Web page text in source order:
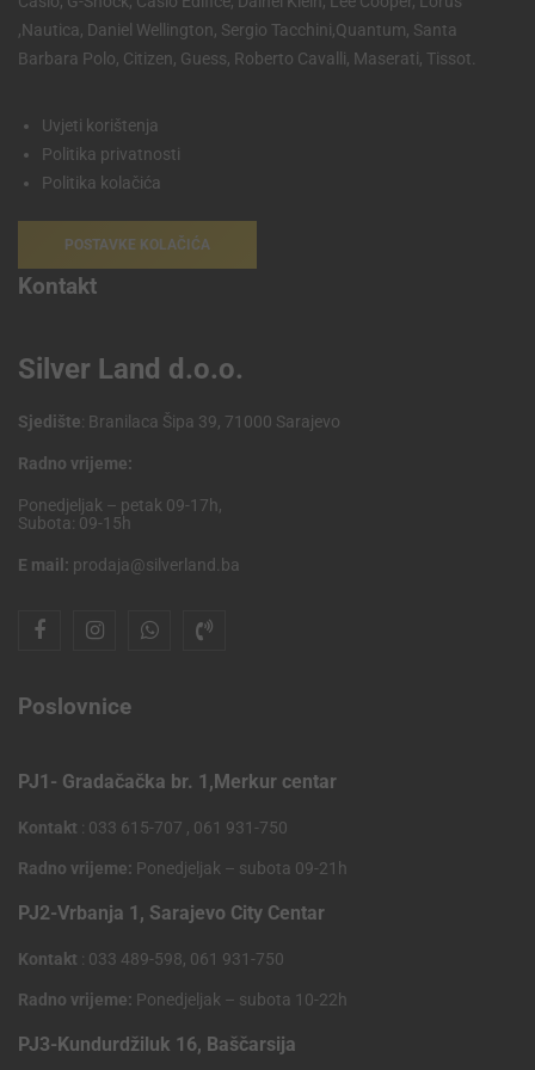
,Nautica, Daniel Wellington, Sergio Tacchini,Quantum, Santa
Barbara Polo, Citizen, Guess, Roberto Cavalli, Maserati, Tissot.
Uvjeti korištenja
Politika privatnosti
Politika kolačića
POSTAVKE KOLAČIĆA
Kontakt
Silver Land d.o.o.
Sjedište: Branilaca Šipa 39, 71000 Sarajevo
Radno vrijeme:
Ponedjeljak – petak 09-17h,
Subota: 09-15h
E mail: prodaja@silverland.ba
Poslovnice
PJ1- Gradačačka br. 1,Merkur centar
Kontakt : 033 615-707 , 061 931-750
Radno vrijeme: Ponedjeljak – subota 09-21h
PJ2-Vrbanja 1, Sarajevo City Centar
Kontakt : 033 489-598, 061 931-750
Radno vrijeme: Ponedjeljak – subota 10-22h
PJ3-Kundurdžiluk 16, Baščarsija